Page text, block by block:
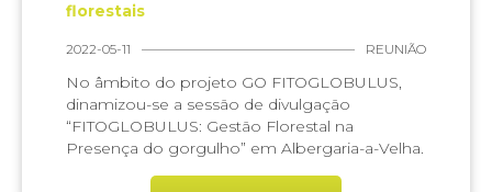
florestais
2022-05-11 REUNIÃO
No âmbito do projeto GO FITOGLOBULUS,
dinamizou-se a sessão de divulgação
“FITOGLOBULUS: Gestão Florestal na
Presença do gorgulho” em Albergaria-a-Velha.